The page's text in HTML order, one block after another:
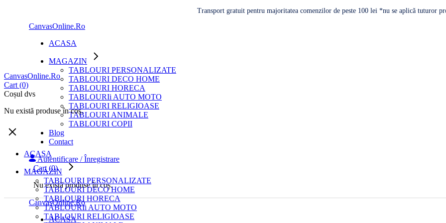
Transport gratuit pentru majoritatea comenzilor de peste 100 lei *nu se aplică tuturor
CanvasOnline.Ro
ACASA
MAGAZIN
TABLOURI PERSONALIZATE
TABLOURI DECO HOME
TABLOURI HORECA
TABLOURIi AUTO MOTO
TABLOURI RELIGIOASE
TABLOURI ANIMALE
TABLOURI COPII
Blog
Contact
Autentificare / Înregistrare
Cart (0)
Nu există produse în coș.
CanvasOnline.Ro
ACASA
CanvasOnline.Ro
Cart (0)
Coșul dvs
Nu există produse în coș.
ACASA
MAGAZIN
TABLOURI PERSONALIZATE
TABLOURI DECO HOME
TABLOURI HORECA
TABLOURIi AUTO MOTO
TABLOURI RELIGIOASE